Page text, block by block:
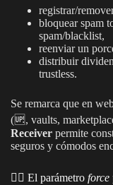
registrar/
bloquear spam
spam/blacklist,
reenviar un
distribuir
trustless.
Se remarca que en
(🆙, vaults,
Receiver permite
seguros y cómodos
✋🏻 El parámetro force